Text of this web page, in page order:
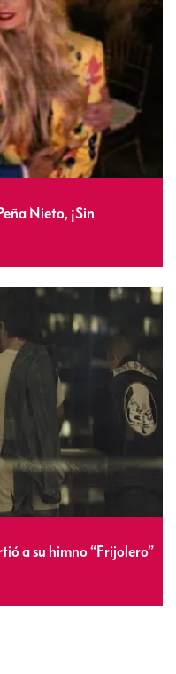
Nieto, ¡Sin
a su himno “Frijolero”